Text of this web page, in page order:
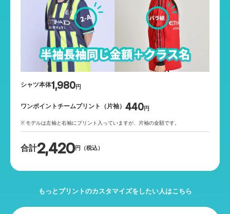
シャツ本体1,980円
ワンポイントチームプリント（片袖） 440円
モデルは左袖と右袖にプリント入っていますが、片袖の金額です。
合計2,420円（税込）
もっとプリントのカスタマイズをしたい人はこちら